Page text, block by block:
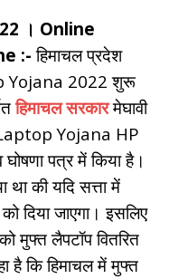
। Online
:- हिमाचल प्रदेश
Yojana 2022 शुरू
हिमाचल सरकारमेघावी
Yojana HP
पत्र में किया है।
था की यदि सत्ता में
दिया जाएगा। इसलिए
मुफ्त लैपटॉप वितरित
है कि हिमाचल में मुफ्त